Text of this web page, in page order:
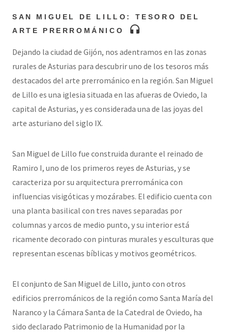
SAN MIGUEL DE LILLO: TESORO DEL
ARTE PRERROMÁNICO
headphones
Dejando la ciudad de Gijón, nos adentramos en las zonas
rurales de Asturias para descubrir uno de los tesoros más
destacados del arte prerrománico en la región. San Miguel
de Lillo es una iglesia situada en las afueras de Oviedo, la
capital de Asturias, y es considerada una de las joyas del
arte asturiano del siglo IX.
San Miguel de Lillo fue construida durante el reinado de
Ramiro I, uno de los primeros reyes de Asturias, y se
caracteriza por su arquitectura prerrománica con
influencias visigóticas y mozárabes. El edificio cuenta con
una planta basilical con tres naves separadas por
columnas y arcos de medio punto, y su interior está
ricamente decorado con pinturas murales y esculturas que
representan escenas bíblicas y motivos geométricos.
El conjunto de San Miguel de Lillo, junto con otros
edificios prerrománicos de la región como Santa María del
Naranco y la Cámara Santa de la Catedral de Oviedo, ha
sido declarado Patrimonio de la Humanidad por la